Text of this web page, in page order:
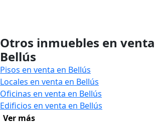
Otros inmuebles en
Bellús
Pisos en venta en Bellús
Locales en venta en Bellús
Oficinas en venta en Bellús
Edificios en venta en Bellús
Ver más